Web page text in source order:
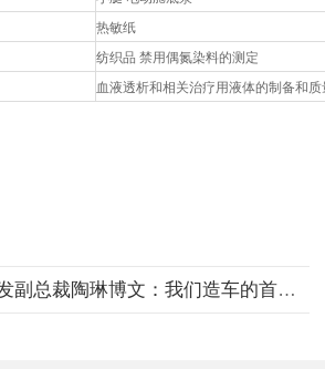
热敏纸
纺织品 禁用偶氮染料的测定
血液透析和相关治疗用液体的制备和
下一篇：特斯拉转发副总裁陶琳博文：我们造车的首要原则永远是安全